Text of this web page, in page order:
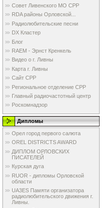
Совет Ливенского МО СРР
RDA районы Орловской...
Радиолюбительские песни
DX Кластер
Блог
RAEM - Эрнст Кренкель
Видео о г. Ливны
Карта г. Ливны
Сайт СРР
Региональное отделение СРР
Главный радиочастотный центр
Роскомнадзор
Дипломы
Орел город первого салюта
OREL DISTRICTS AWARD
ДИПЛОМ ОРЛОВСКИХ
ПИСАТЕЛЕЙ
Курская дуга
RUOR - дипломы Орловской
области
UA3ES Памяти организатора
радиолюбительского движения г.
Ливны.